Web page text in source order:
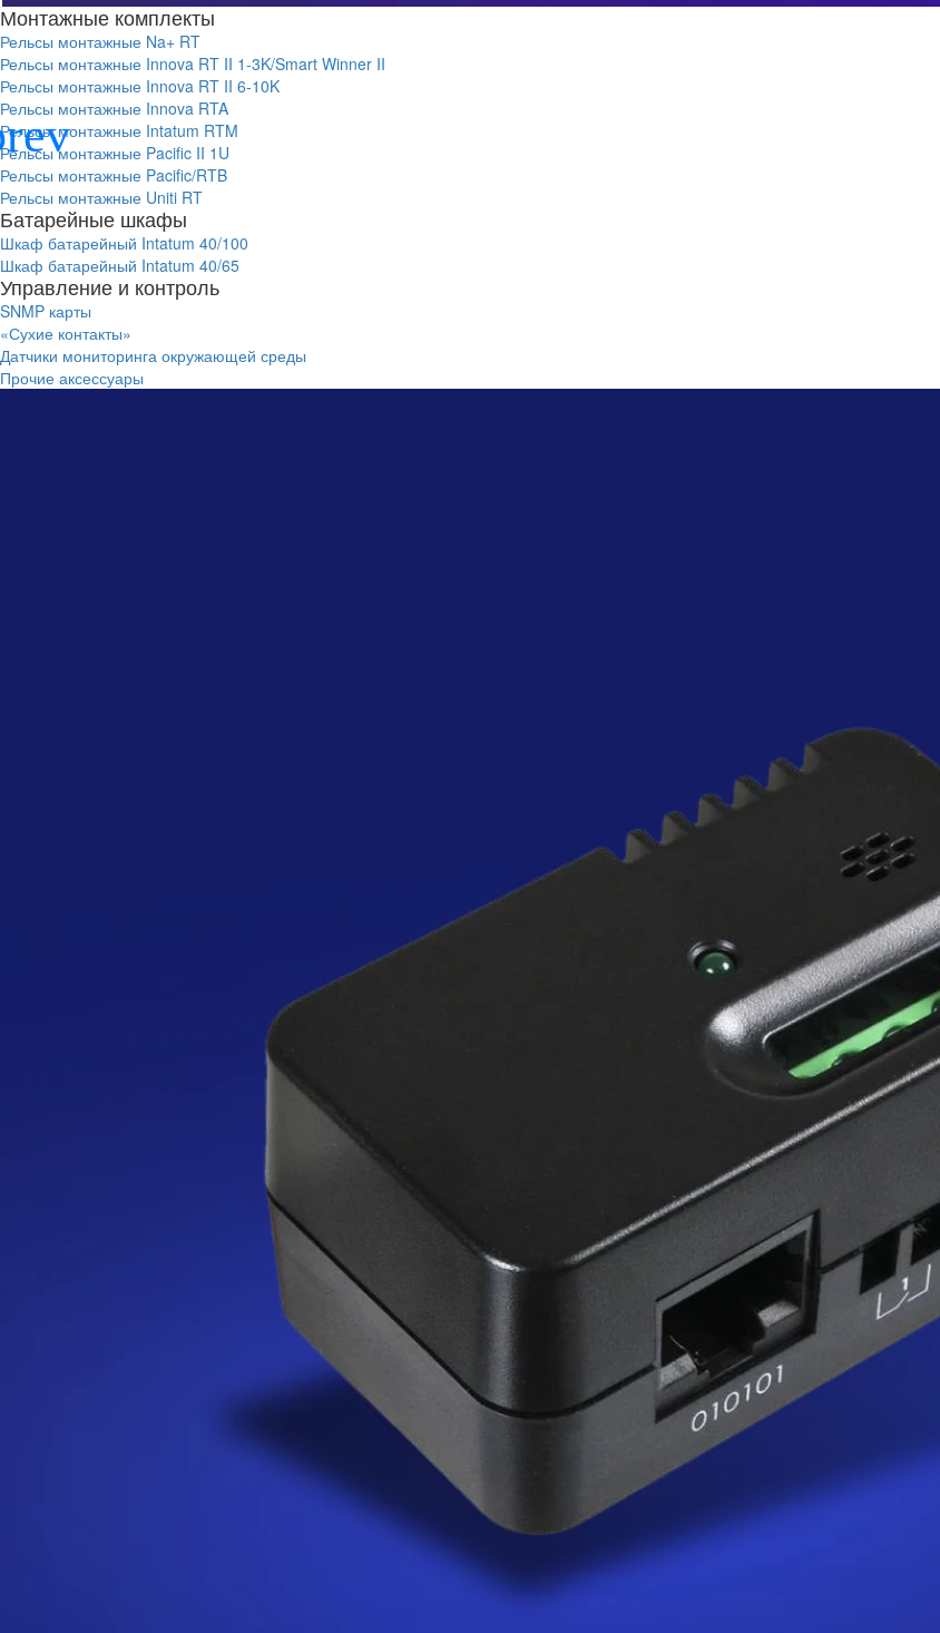
Монтажные комплекты
Рельсы монтажные Na+ RT
Рельсы монтажные Innova RT II 1-3K/Smart Winner II
Рельсы монтажные Innova RT II 6-10K
Рельсы монтажные Innova RTA
Рельсы монтажные Intatum RTM
Рельсы монтажные Pacific II 1U
Рельсы монтажные Pacific/RTB
Рельсы монтажные Uniti RT
Батарейные шкафы
Шкаф батарейный Intatum 40/100
Шкаф батарейный Intatum 40/65
Управление и контроль
SNMP карты
«Сухие контакты»
Датчики мониторинга окружающей среды
Прочие аксессуары